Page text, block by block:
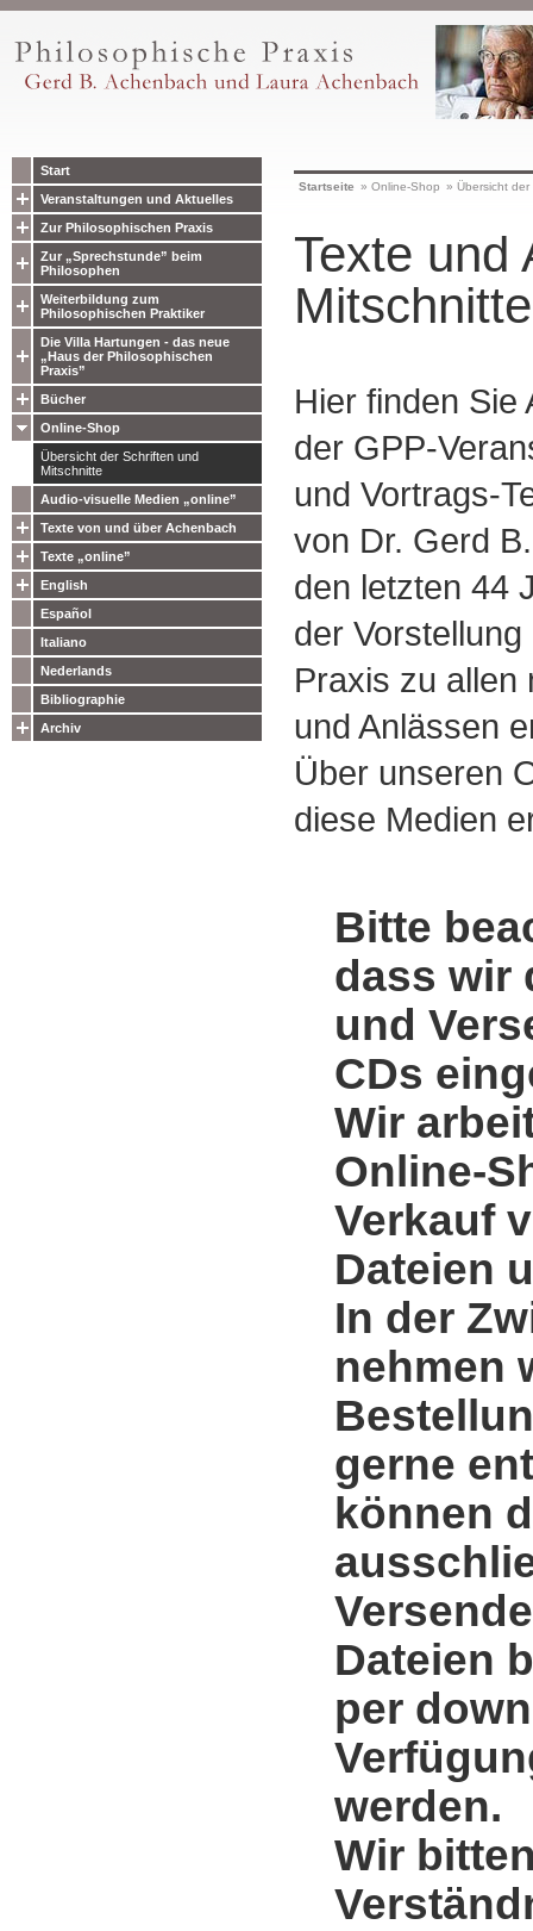
Start
Veranstaltungen und Aktuelles
Zur Philosophischen Praxis
Zur „Sprechstunde” beim
Philosophen
Weiterbildung zum
Philosophischen Praktiker
Die Villa Hartungen - das neue
„Haus der Philosophischen
Praxis”
Bücher
Online-Shop
Übersicht der Schriften und
Mitschnitte
Audio-visuelle Medien „online”
Texte von und über Achenbach
Texte „online”
English
Español
Italiano
Nederlands
Bibliographie
Archiv
Startseite » Online-Shop » Übersicht
Texte und
Mitschnitte
Hier finden Sie
der GPP-
und Vortrags-
von Dr. Gerd
den letzten 44
der
Praxis zu allen
und Anlässen
Über unseren
diese Medien
Bitte
dass wir
und
CDs
Wir
Online-
Verkauf
Dateien
In der
nehmen
gerne
können
Dateien
per
werden.
Wir